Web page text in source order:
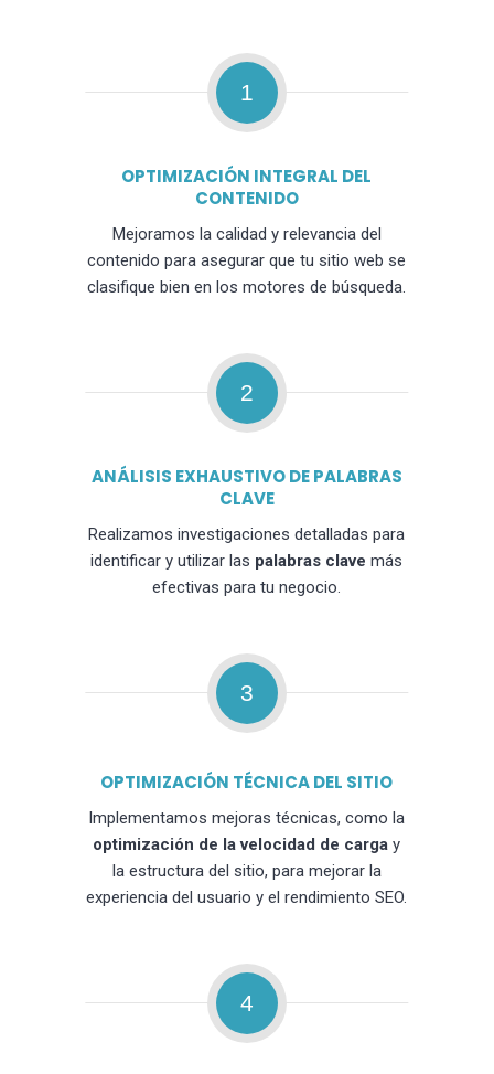
1
OPTIMIZACIÓN INTEGRAL DEL
CONTENIDO
Mejoramos la calidad y relevancia del
contenido para asegurar que tu sitio web se
clasifique bien en los motores de búsqueda.
2
ANÁLISIS EXHAUSTIVO DE PALABRAS
CLAVE
Realizamos investigaciones detalladas para
identificar y utilizar las palabras clave más
efectivas para tu negocio.
3
OPTIMIZACIÓN TÉCNICA DEL SITIO
Implementamos mejoras técnicas, como la
optimización de la velocidad de carga y
la estructura del sitio, para mejorar la
experiencia del usuario y el rendimiento SEO.
4